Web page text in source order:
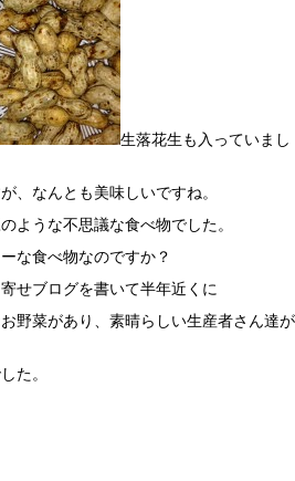
生落花生も入っていまし
なんとも美味しいですね。
うな不思議な食べ物でした。
食べ物なのですか？
ブログを書いて半年近くに
野菜があり、素晴らしい生産者さん達が
た。